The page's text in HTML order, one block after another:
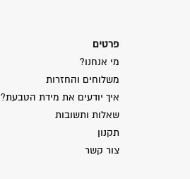
פרטים
מי אנחנו?
משלוחים והחזרות
איך יודעים את מידת הטבעת?
שאלות ותשובות
תקנון
צור קשר